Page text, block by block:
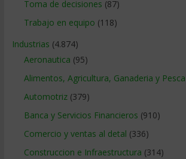
Toma de decisiones (87)
Trabajo en equipo (118)
Industrias (4.874)
Aeronautica (95)
Alimentos, Agricultura, Ganaderia y Pesca
Automotriz(379)
Banca y Servicios Financieros (910)
Comercio y ventas al detal (336)
Construccion e Infraestructura (314)